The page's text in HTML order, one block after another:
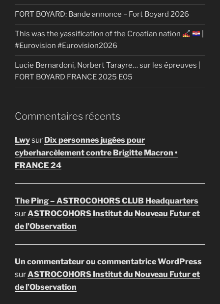
FORT BOYARD: Bande annonce – Fort Boyard 2026
This was the yassification of the Croatian nation
#Eurovision #Eurovision2026
Lucie Bernardoni, Norbert Tarayre… sur les épreuves |
FORT BOYARD FRANCE 2025 E05
Commentaires récents
Lwysur Dix personnes jugées pour
cyberharcèlement contre Brigitte Macron •
FRANCE 24
The Ping – ASTROCOHORS CLUB Headquarters
surASTROCOHORS Institut du Nouveau Futur et
de l’Observation
Un commentateur ou commentatrice WordPress
surASTROCOHORS Institut du Nouveau Futur et
de l’Observation